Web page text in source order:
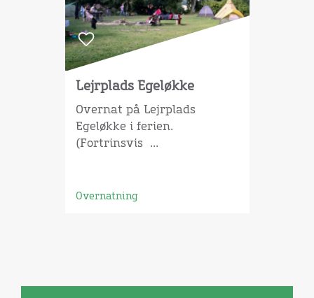
Lejrplads Egeløkke
Overnat på Lejrplads
Egeløkke i ferien.
(Fortrinsvis ...
Overnatning